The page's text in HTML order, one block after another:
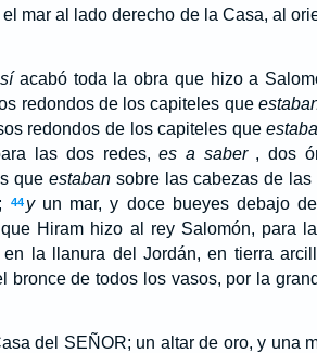
mar al lado derecho de la Casa, al
acabó toda la obra que hizo a
redondos de los capiteles que
redondos de los capiteles que
las dos redes,es a saber, dos
queestaban sobre las cabezas de las
44 yun mar, y doce bueyes debajo
Hiram hizo al rey Salomón, para
la llanura del Jordán, en tierra
de todos los vasos, por la
del SEÑOR; un altar de oro, y una